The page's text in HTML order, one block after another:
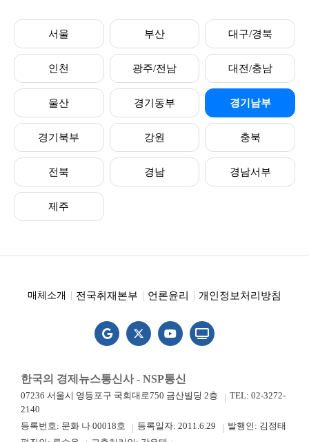
서울 부산 대구/경북
인천 광주/전남 대전/충남
울산 경기동부 경기남부
경기북부 강원 충북
전북 경남 경남서부
제주
매체소개 전국취재본부 언론윤리 개인정보처리방침
한국의 경제뉴스통신사 - NSP통신
07236 서울시 영등포구 국회대로750 금산빌딩 2층
TEL: 02-3272-
2140
등록번호: 문화 나 00018호
등록일자: 2011.6.29
발행인: 김정태